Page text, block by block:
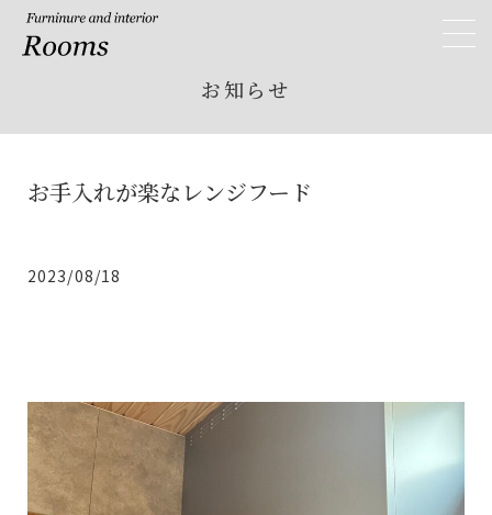
お知らせ
お手入れが楽なレンジフード
2023/08/18